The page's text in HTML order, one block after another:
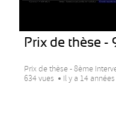
Prix de thèse -
Prix de thèse - 8ème
634 vues
Il y a 14 années